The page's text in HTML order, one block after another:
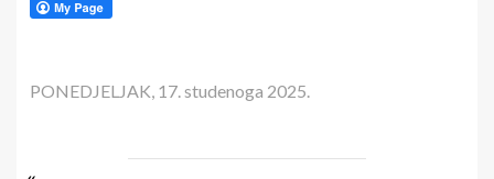
PONEDJELJAK, 17. studenoga 2025.